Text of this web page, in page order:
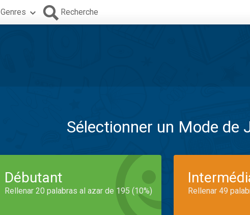
Genres Recherche
Sélectionner un Mode de
Débutant
Rellenar 20 palabras al azar de 195 (10%) Rellenar 49